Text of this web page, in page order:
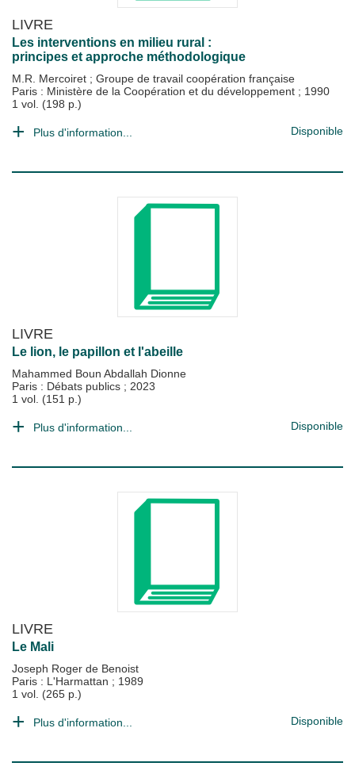
LIVRE
Les interventions en milieu rural :
principes et approche méthodologique
M.R. Mercoiret ; Groupe de travail coopération française
Paris : Ministère de la Coopération et du développement ; 1990
1 vol. (198 p.)
Plus d'information... Disponible
LIVRE
Le lion, le papillon et l'abeille
Mahammed Boun Abdallah Dionne
Paris : Débats publics ; 2023
1 vol. (151 p.)
Plus d'information... Disponible
LIVRE
Le Mali
Joseph Roger de Benoist
Paris : L'Harmattan ; 1989
1 vol. (265 p.)
Plus d'information... Disponible